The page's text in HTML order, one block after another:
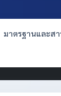
มาตรฐานและส